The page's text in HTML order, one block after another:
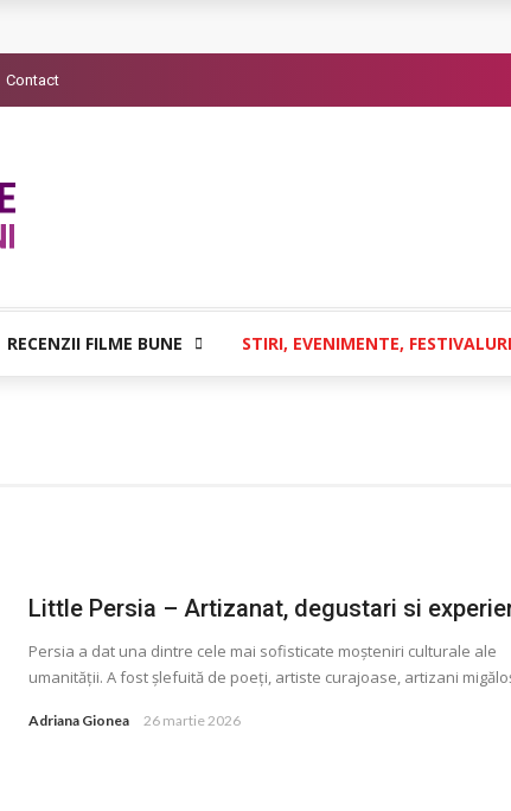
– Generatia care poate vindeca
– Dor de Kafka
Contact
RECENZII FILME BUNE STIRI, EVENIMENTE, FESTIVALURI
Little Persia – Artizanat, degustari si
Persia a dat una dintre cele mai sofisticate moșteniri culturale ale
umanității. A fost șlefuită de poeți, artiste curajoase, artizani
Adriana Gionea 26 martie 2026